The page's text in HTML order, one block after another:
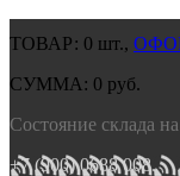
ТОВАР: 0 шт.,
СУММА: 0 руб.
Состояние склада
+7 (900) 0688 008.